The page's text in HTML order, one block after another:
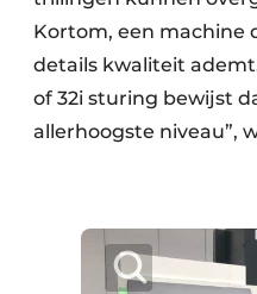
Kortom, een machine
details kwaliteit
of 32i sturing bewijst
allerhoogste niveau”,